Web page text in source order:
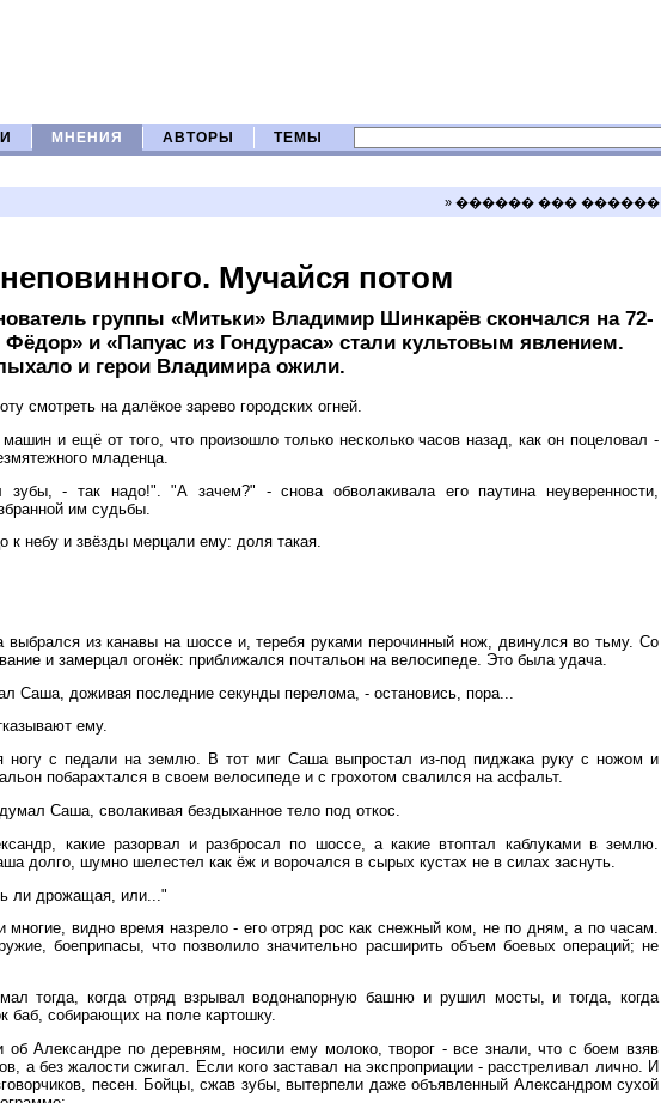
МНЕНИЯ АВТОРЫ ТЕМЫ
» ������ ��� ������
Мучайся потом
группы «Митьки» Владимир Шинкарёв скончался на 72-
и «Папуас из Гондураса» стали культовым явлением.
и герои Владимира ожили.
смотреть на далёкое зарево городских огней.
и ещё от того, что произошло только несколько часов назад, как он поцеловал -
младенца.
- так надо!". "А зачем?" - снова обволакивала его паутина неуверенности,
им судьбы.
к небу и звёзды мерцали ему: доля такая.
из канавы на шоссе и, теребя руками перочинный нож, двинулся во тьму. Со
и замерцал огонёк: приближался почтальон на велосипеде. Это была удача.
Саша, доживая последние секунды перелома, - остановись, пора...
ему.
ногу с педали на землю. В тот миг Саша выпростал из-под пиджака руку с ножом и
побарахтался в своем велосипеде и с грохотом свалился на асфальт.
Саша, сволакивая бездыханное тело под откос.
какие разорвал и разбросал по шоссе, а какие втоптал каблуками в землю.
долго, шумно шелестел как ёж и ворочался в сырых кустах не в силах заснуть.
ли дрожащая, или..."
видно время назрело - его отряд рос как снежный ком, не по дням, а по часам.
боеприпасы, что позволило значительно расширить объем боевых операций; не
тогда, когда отряд взрывал водонапорную башню и рушил мосты, и тогда, когда
баб, собирающих на поле картошку.
Александре по деревням, носили ему молоко, творог - все знали, что с боем взяв
а без жалости сжигал. Если кого заставал на экспроприации - расстреливал лично. И
песен. Бойцы, сжав зубы, вытерпели даже объявленный Александром сухой